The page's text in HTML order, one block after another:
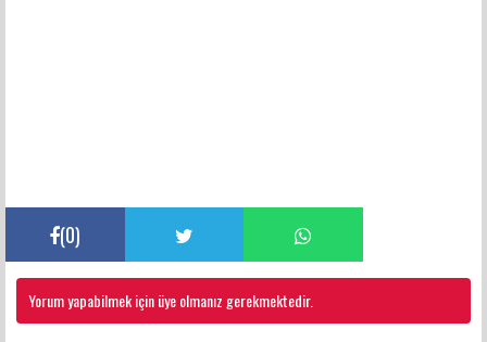
(0)
Yorum yapabilmek için üye olmanız gerekmektedir.